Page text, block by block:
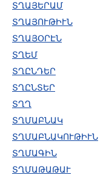
ՏՂԱՅԵՐԱՄ
ՏՂԱՅՈՒԹԻՒՆ
ՏՂԱՅՕՐԷՆ
ՏՂԵՄ
ՏՂԸՆԴԵՐ
ՏՂԸՆՏԵՐ
ՏՂՂ
ՏՂՄԱԲՆԱԿ
ՏՂՄԱԲՆԱԿՈՒԹԻՒՆ
ՏՂՄԱԳԻՆ
ՏՂՄԱԹԱԹԱՒ